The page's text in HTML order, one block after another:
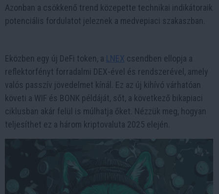
Azonban a csökkenő trend közepette technikai indikátoraik
potenciális fordulatot jeleznek a medvepiaci szakaszban.
Eközben egy új DeFi token, a LNEX csendben ellopja a
reflektorfényt forradalmi DEX-ével és rendszerével, amely
valós passzív jövedelmet kínál. Ez az új kihívó várhatóan
követi a WIF és BONK példáját, sőt, a következő bikapiaci
ciklusban akár felül is múlhatja őket. Nézzük meg, hogyan
teljesíthet ez a három kriptovaluta 2025 elején.